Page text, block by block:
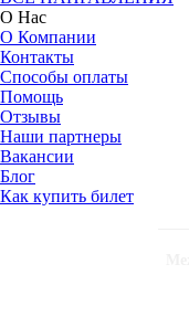
О Нас
О Компании
Контакты
Способы оплаты
Помощь
Отзывы
Наши партнеры
Вакансии
Блог
Как купить билет